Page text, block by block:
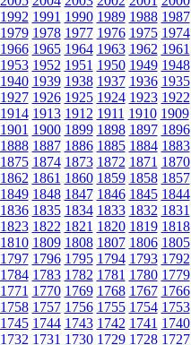
1992 1991 1990 1989 1988 1987
1979 1978 1977 1976 1975 1974
1966 1965 1964 1963 1962 1961
1953 1952 1951 1950 1949 1948
1940 1939 1938 1937 1936 1935
1927 1926 1925 1924 1923 1922
1914 1913 1912 1911 1910 1909
1901 1900 1899 1898 1897 1896
1888 1887 1886 1885 1884 1883
1875 1874 1873 1872 1871 1870
1862 1861 1860 1859 1858 1857
1849 1848 1847 1846 1845 1844
1836 1835 1834 1833 1832 1831
1823 1822 1821 1820 1819 1818
1810 1809 1808 1807 1806 1805
1797 1796 1795 1794 1793 1792
1784 1783 1782 1781 1780 1779
1771 1770 1769 1768 1767 1766
1758 1757 1756 1755 1754 1753
1745 1744 1743 1742 1741 1740
1732 1731 1730 1729 1728 1727